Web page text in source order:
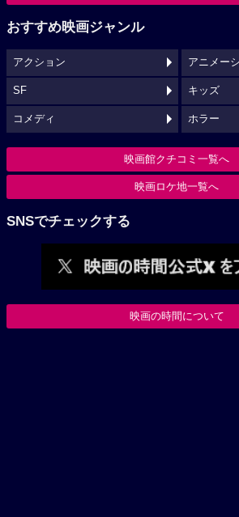
おすすめ映画ジャンル
アクション アニメー
SF キッズ
コメディ ホラー
映画館クチコミ一覧へ
映画ロケ地一覧へ
SNSでチェックする
映画の時間について